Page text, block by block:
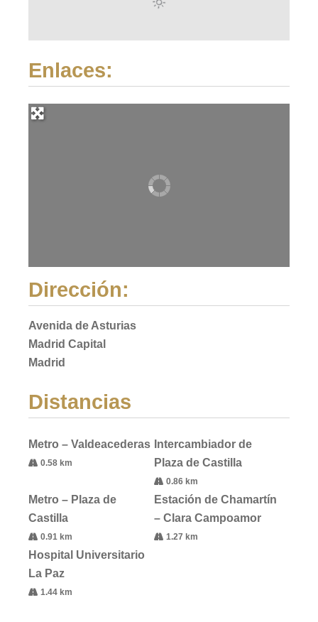
Enlaces:
Dirección:
Avenida de Asturias
Madrid Capital
Madrid
Distancias
Metro – Valdeacederas
0.58 km
Intercambiador de
Plaza de Castilla
0.86 km
Metro – Plaza de
Castilla
0.91 km
Estación de Chamartín
– Clara Campoamor
1.27 km
Hospital Universitario
La Paz
1.44 km